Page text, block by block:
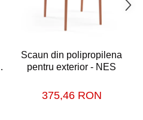
Scaun din polipropilena
pentru exterior - NES
375,46 RON